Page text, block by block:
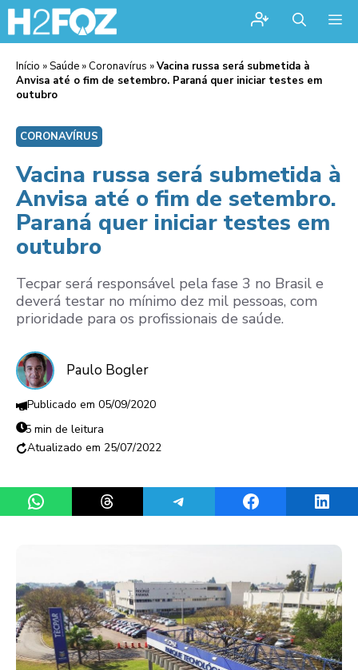
Início »Saúde » Coronavírus »Vacina russa será submetida à
Anvisa até o fim de setembro. Paraná quer iniciar testes em
outubro
CORONAVÍRUS
Vacina russa será submetida à
Anvisa até o fim de setembro.
Paraná quer iniciar testes em
outubro
Tecpar será responsável pela fase 3 no Brasil e
deverá testar no mínimo dez mil pessoas, com
prioridade para os profissionais de saúde.
Paulo Bogler
05/09/2020
5 min de leitura
25/07/2022
Share on WhatsAppShare on ThreadsShare on TelegramShare on Facebook